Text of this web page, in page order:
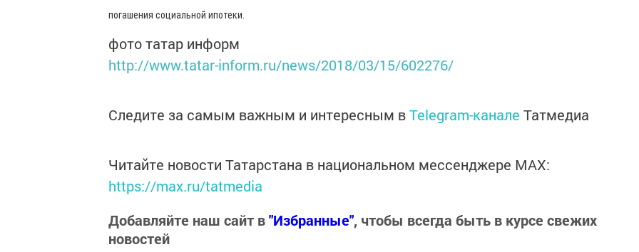
погашения социальной ипотеки.
фото татар информ
http://www.tatar-inform.ru/news/2018/03/15/602276/
Следите за самым важным и интересным вTelegram-канале Татмедиа
Читайте новости Татарстана в национальном мессенджере MАХ:
https://max.ru/tatmedia
Добавляйте наш сайт в"Избранные", чтобы всегда быть в курсе свежих
новостей